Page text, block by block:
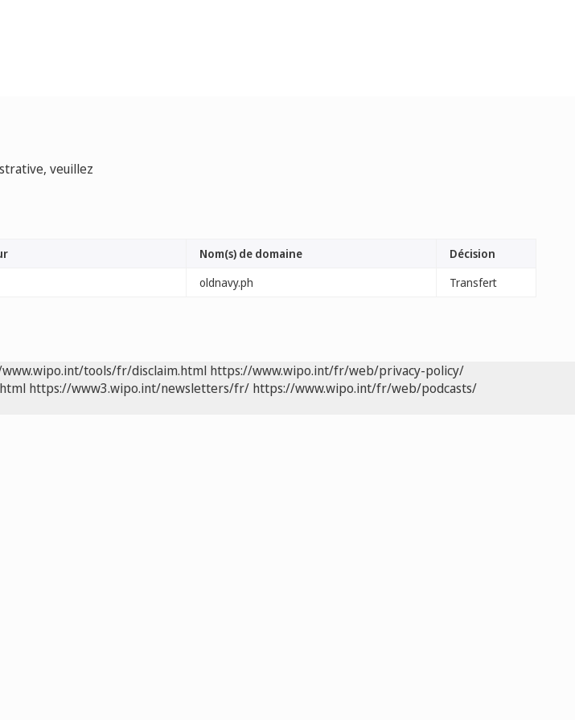
veuillez
Nom(s) de domaine
Décision
oldnavy.ph Transfert
tools/fr/disclaim.html https://www.wipo.int/fr/web/privacy-policy/
https://www3.wipo.int/newsletters/fr/ https://www.wipo.int/fr/web/podcasts/